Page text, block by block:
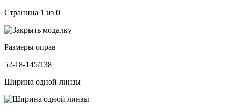
Страница 1 из 0
Размеры оправ
52-18-145/138
Ширина одной линзы